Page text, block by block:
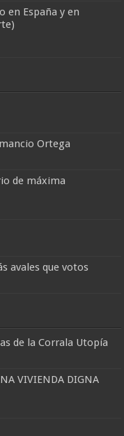
en España y en
Ortega
de máxima
avales que votos
de la Corrala Utopía
VIVIENDA DIGNA